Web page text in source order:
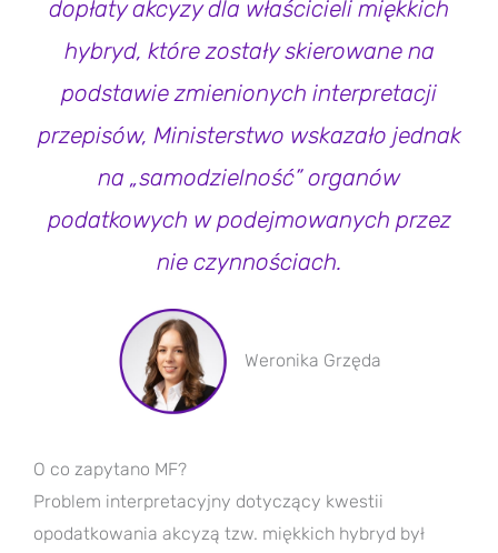
dopłaty akcyzy dla właścicieli miękkich
hybryd, które zostały skierowane na
podstawie zmienionych interpretacji
przepisów, Ministerstwo wskazało jednak
na „samodzielność” organów
podatkowych w podejmowanych przez
nie czynnościach.
Weronika Grzęda
O co zapytano MF?
Problem interpretacyjny dotyczący kwestii
opodatkowania akcyzą tzw. miękkich hybryd był